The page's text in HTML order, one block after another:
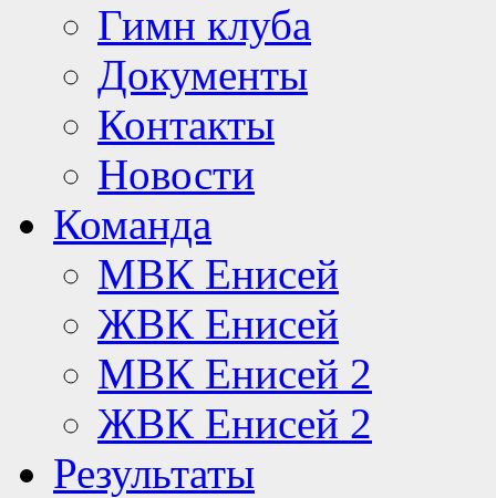
Гимн клуба
Документы
Контакты
Новости
Команда
МВК Енисей
ЖВК Енисей
МВК Енисей 2
ЖВК Енисей 2
Результаты